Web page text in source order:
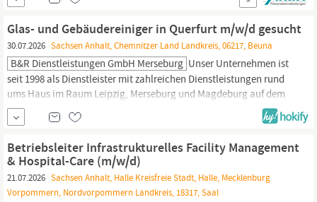
attraktive Vorteile Abschlagszahlungen Entlohnung gemäß DGB-
GVP-Tarifwerk Sicherer Arbeitsplatz Urlaubs- und Weihnachtsgeld
Ihr Gehalt 15,00 €
Glas- und Gebäudereiniger in Querfurt m/w/d gesucht
30.07.2026 Sachsen Anhalt, Chemnitzer Land Landkreis, 06217, Beuna
B&R Dienstleistungen GmbH Merseburg Unser Unternehmen ist
seit 1998 als Dienstleister mit zahlreichen Dienstleistungen rund
ums Haus im Raum Leipzig, Merseburg und Magdeburg auf dem
Markt. Für den Raum Querfurt sowie Merseburg suchen wir ab
sofort zur Unterstützung unseres Teams einen Glas- und
Glasreinigung Reinigung von Büro- und
Betriebsleiter Infrastrukturelles Facility Management
& Hospital-Care (m/w/d)
21.07.2026 Sachsen Anhalt, Halle Kreisfreie Stadt, Halle, Mecklenburg
Vorpommern, Nordvorpommern Landkreis, 18317, Saal